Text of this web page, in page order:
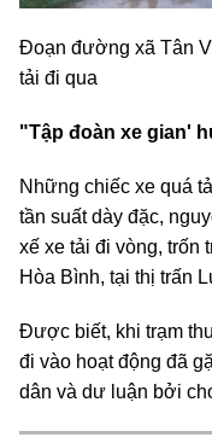
Đoạn đường xã Tân
tải đi qua
"Tập đoàn xe gian'
Những chiếc xe quá
tần suất dày đặc,
xế xe tải đi vòng, trốn
Hòa Bình, tại thị trấn
Được biết, khi trạm
đi vào hoạt động đã
dân và dư luận bởi